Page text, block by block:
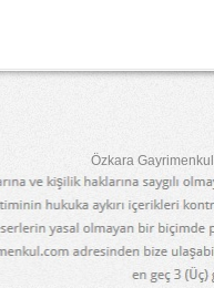
Özkara